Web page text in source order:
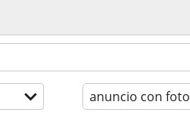
anuncio con foto